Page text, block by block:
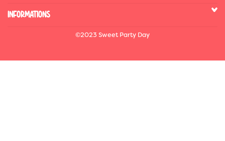
INFORMATIONS
©2023 Sweet Party Day